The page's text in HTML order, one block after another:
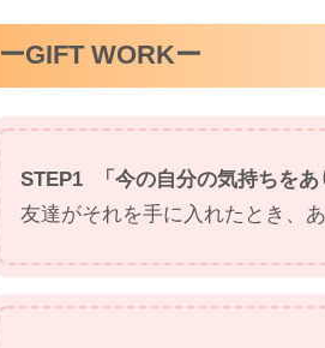
ーGIFT WORKー
STEP1 「今の自分の気持ちをあ
友達がそれを手に入れたとき、